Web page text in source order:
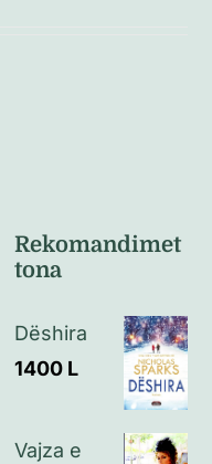
Politikat e kthimeve
Politikat e privatësisë
Kontakt
Rekomandimet
tona
Dëshira
1400 L
Vajza e